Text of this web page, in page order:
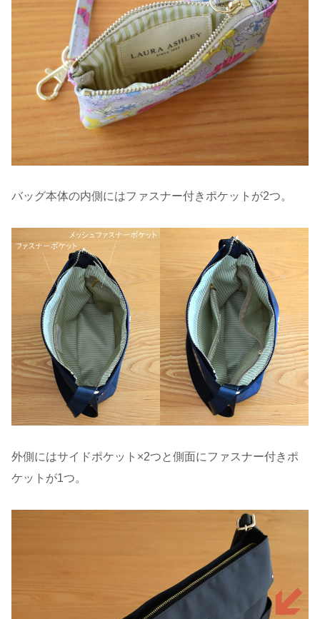
バッグ本体の内側にはファスナー付きポケットが2つ。
外側にはサイドポケット×2つと側面にファスナー付きポ
ケットが1つ。